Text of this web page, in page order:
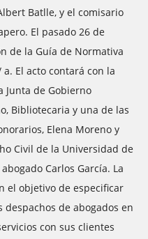
Batlle, y el comisario
El pasado 26 de
de la Guía de Normativa
El acto contará con la
de Gobierno
Bibliotecaria y una de las
Elena Moreno y
Civil de la Universidad de
Carlos García. La
el objetivo de especificar
de abogados en
con sus clientes